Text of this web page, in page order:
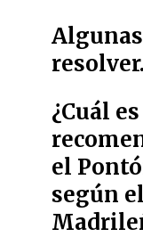
resolver.
¿Cuál
el
según